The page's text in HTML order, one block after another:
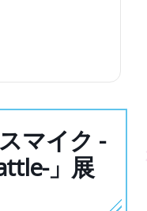
マイク -
」展